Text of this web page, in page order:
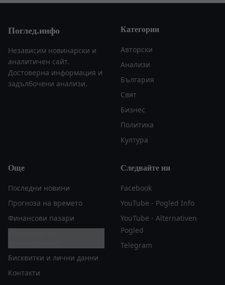
Поглед.инфо
Независим новинарски и
аналитичен сайт.
Достоверна информация и
задълбочени анализи.
Категории
Авторски
Анализи
България
Свят
Бизнес
Политика
Култура
Още
Последни новини
Прогноза на времето
Финансови пазари
Бисквитки и лични данни
Контакти
Следвайте ни
Facebook
YouTube - Pogled Info
YouTube - Alternativen
Pogled
Telegram